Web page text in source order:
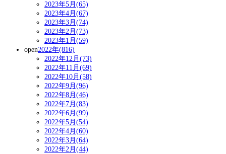
2023年5月(65)
2023年4月(67)
2023年3月(74)
2023年2月(73)
2023年1月(59)
open2022年(816)
2022年12月(73)
2022年11月(69)
2022年10月(58)
2022年9月(96)
2022年8月(46)
2022年7月(83)
2022年6月(99)
2022年5月(54)
2022年4月(60)
2022年3月(64)
2022年2月(44)